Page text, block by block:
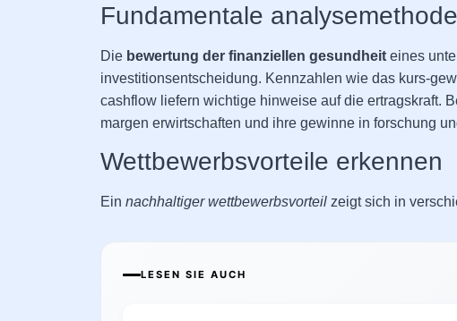
Fundamentale
Die bewertung der finanziellen gesundheit eines
investitionsentscheidung. Kennzahlen wie das kurs-
cashflow liefern wichtige hinweise auf die ertragskraft.
margen erwirtschaften und ihre gewinne in forschung
Wettbewerbsvorteile erkennen
Ein nachhaltiger wettbewerbsvorteil zeigt sich in
LESEN SIE AUCH